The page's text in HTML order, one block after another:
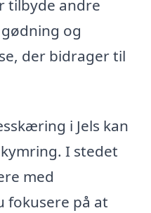
tilbyde andre
og
der bidrager til
i Jels kan
I stedet
med
fokusere på at